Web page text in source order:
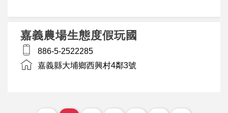
嘉義農場生態度假玩國
886-5-2522285
嘉義縣大埔鄉西興村4鄰3號